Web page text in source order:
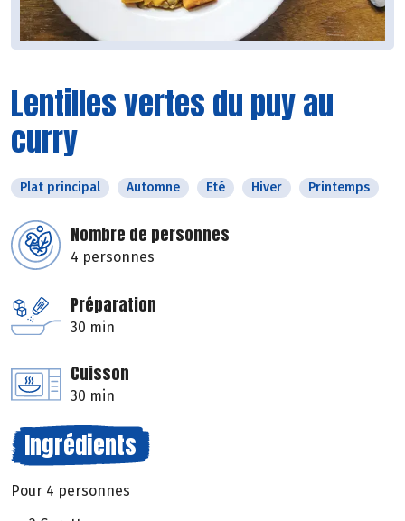
Lentilles vertes du puy au
curry
Plat principal Automne Eté Hiver Printemps
Nombre de personnes
4 personnes
Préparation
30 min
Cuisson
30 min
Ingrédients
Pour 4 personnes